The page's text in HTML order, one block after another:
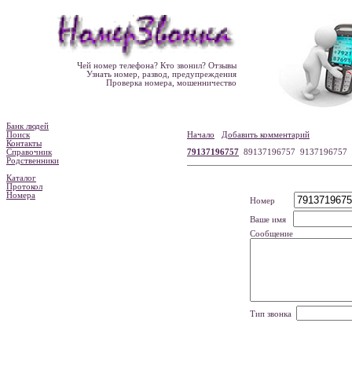
Чей номер телефона? Кто звонил? Отзывы
Узнать номер, развод, предупреждения
Проверка номера, мошенничество
Банк людей
Поиск
Контакты
Справочник
Родственники
Каталог
Протокол
Номера
Начало
Добавить комментарий
79137196757 89137196757 9137196757
Номер
Ваше имя
Сообщение
Тип звонка